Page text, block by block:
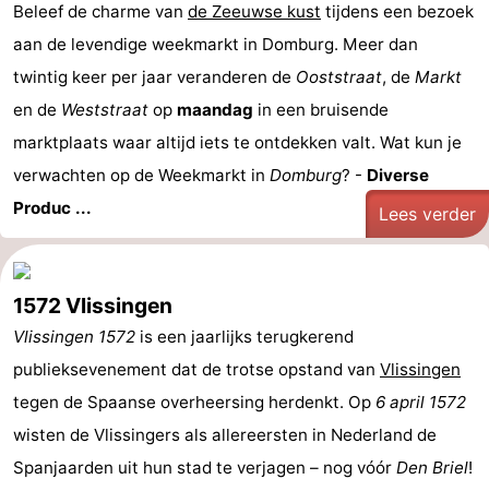
Beleef de charme van de Zeeuwse kust tijdens een bezoek
aan de levendige weekmarkt in Domburg. Meer dan
twintig keer per jaar veranderen de Ooststraat, de Markt
en de Weststraat op maandag in een bruisende
marktplaats waar altijd iets te ontdekken valt. Wat kun je
verwachten op de Weekmarkt in Domburg? - Diverse
Produc ...
Lees verder
1572 Vlissingen
Vlissingen 1572 is een jaarlijks terugkerend
publieksevenement dat de trotse opstand van Vlissingen
tegen de Spaanse overheersing herdenkt. Op 6 april 1572
wisten de Vlissingers als allereersten in Nederland de
Spanjaarden uit hun stad te verjagen – nog vóór Den Briel!